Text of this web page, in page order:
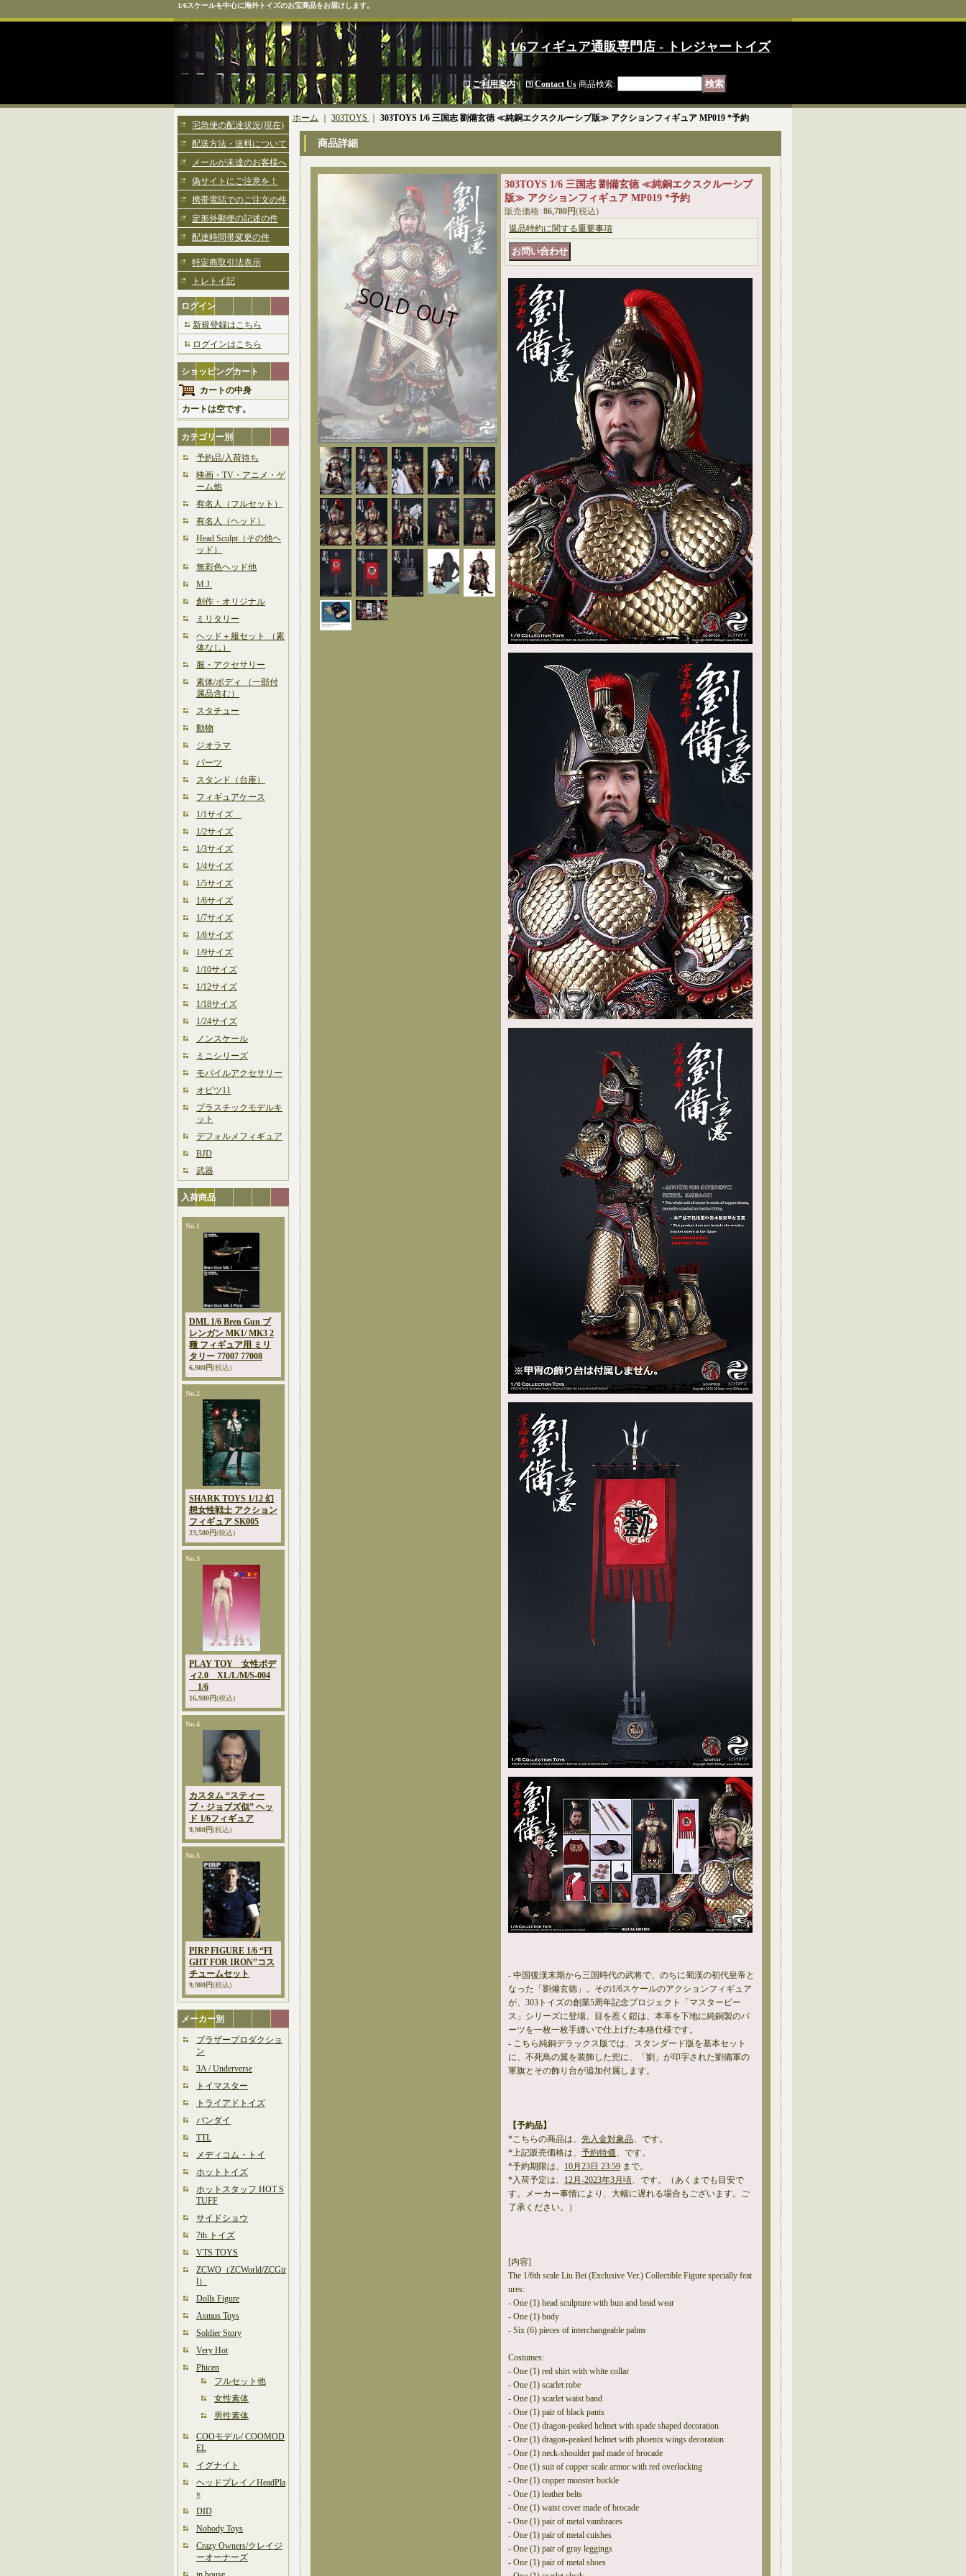
1/6スケールを中心に海外トイズのお宝商品をお届けします。
1/6フィギュア通販専門店 - トレジャートイズ
ご利用案内｜ Contact Us 商品検索:
宅急便の配達状況(現在)
配送方法・送料について
メールが未達のお客様へ
偽サイトにご注意を！
携帯電話でのご注文の件
定形外郵便の記述の件
配達時間帯変更の件
特定商取引法表示
トレトイ記
ログイン
新規登録はこちら
ログインはこちら
ショッピングカート
カートの中身
カートは空です。
カテゴリー別
予約品/入荷待ち
映画・TV・アニメ・ゲ
ーム他
有名人（フルセット）
有名人（ヘッド）
Head Sculpt（その他ヘ
ッド）
無彩色ヘッド他
M.J.
創作・オリジナル
ミリタリー
ヘッド＋服セット （素
体なし）
服・アクセサリー
素体/ボディ （一部付
属品含む）
スタチュー
動物
ジオラマ
パーツ
スタンド（台座）
フィギュアケース
1/1サイズ
1/2サイズ
1/3サイズ
1/4サイズ
1/5サイズ
1/6サイズ
1/7サイズ
1/8サイズ
1/9サイズ
1/10サイズ
1/12サイズ
1/18サイズ
1/24サイズ
ノンスケール
ミニシリーズ
モバイルアクセサリー
オビツ11
プラスチックモデルキ
ット
デフォルメフィギュア
BJD
武器
入荷商品
No.1
DML 1/6 Bren Gun ブ
レンガン MK1/ MK3 2
種 フィギュア用 ミリ
タリー 77007 77008
6,980円(税込)
No.2
SHARK TOYS 1/12 幻
想女性戦士 アクション
フィギュア SK005
23,580円(税込)
No.3
PLAY TOY 女性ボデ
ィ2.0 XL/L/M/S-004
1/6
16,980円(税込)
No.4
カスタム “スティー
ブ・ジョブズ似” ヘッ
ド 1/6フィギュア
9,980円(税込)
No.5
PIRP FIGURE 1/6 “FI
GHT FOR IRON”コス
チュームセット
9,980円(税込)
メーカー別
ブラザープロダクショ
ン
3A / Underverse
トイマスター
トライアドトイズ
バンダイ
TTL
メディコム・トイ
ホットトイズ
ホットスタッフ HOT S
TUFF
サイドショウ
7th トイズ
VTS TOYS
ZCWO（ZCWorld/ZCGir
l）
Dolls Figure
Asmus Toys
Soldier Story
Very Hot
Phicen
フルセット他
女性素体
男性素体
COOモデル/ COOMOD
EL
イグナイト
ヘッドプレイ／HeadPla
y
DID
Nobody Toys
Crazy Owners/クレイジ
ーオーナーズ
ホーム 303TOYS 303TOYS 1/6 三国志 劉備玄徳 ≪純銅エクスクルーシブ版≫ アクションフィギュア MP019 *予約
商品詳細
303TOYS 1/6 三国志 劉備玄徳 ≪純銅エクスクルーシブ
版≫ アクションフィギュア MP019 *予約
販売価格: 86,780円(税込)
返品特約に関する重要事項
- 中国後漢末期から三国時代の武将で、のちに蜀漢の初代皇帝と
なった「劉備玄徳」。その1/6スケールのアクションフィギュア
が、303トイズの創業5周年記念プロジェクト「マスターピー
ス」シリーズに登場。目を惹く鎧は、本革を下地に純銅製のパ
ーツを一枚一枚手縫いで仕上げた本格仕様です。
- こちら純銅デラックス版では、スタンダード版を基本セット
に、不死鳥の翼を装飾した兜に、「劉」が印字された劉備軍の
軍旗とその飾り台が追加付属します。
【予約品】
*こちらの商品は、 先入金対象品、です。
*上記販売価格は、 予約特価、です。
*予約期限は、 10月23日 23:59 まで。
*入荷予定は、 12月-2023年3月頃、です。（あくまでも目安で
す。メーカー事情により、大幅に遅れる場合もございます。ご
了承ください。）
[内容]
The 1/6th scale Liu Bei (Exclusive Ver.) Collectible Figure specially feat
ures:
- One (1) head sculpture with bun and head wear
- One (1) body
- Six (6) pieces of interchangeable palms
Costumes:
- One (1) red shirt with white collar
- One (1) scarlet robe
- One (1) scarlet waist band
- One (1) pair of black pants
- One (1) dragon-peaked helmet with spade shaped decoration
- One (1) dragon-peaked helmet with phoenix wings decoration
- One (1) neck-shoulder pad made of brocade
- One (1) suit of copper scale armor with red overlocking
- One (1) copper monster buckle
- One (1) leather belts
- One (1) waist cover made of brocade
- One (1) pair of metal vambraces
- One (1) pair of metal cuishes
- One (1) pair of gray leggings
- One (1) pair of metal shoes